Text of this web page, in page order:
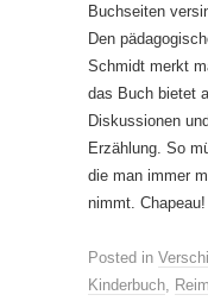
Buchseiten
Den
Schmidt merkt
das Buch bietet
Diskussionen
Erzählung. So
die man immer
nimmt. Chapeau!
Posted in
Kinderbuch